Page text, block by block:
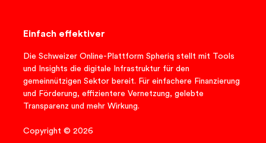
Einfach effektiver
Die Schweizer Online-Plattform Spheriq stellt mit Tools
und Insights die digitale Infrastruktur für den
gemeinnützigen Sektor bereit. Für einfachere Finanzierung
und Förderung, effizientere Vernetzung, gelebte
Transparenz und mehr Wirkung.
Copyright © 2026